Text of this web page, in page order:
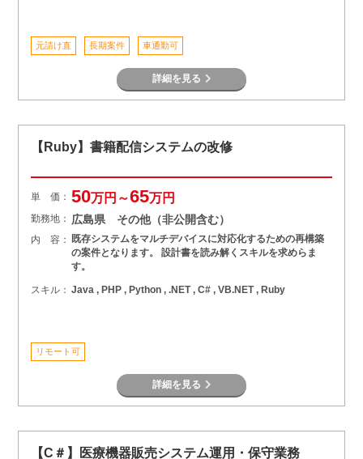
元請け直 長期案件 車通勤可
詳細を見る
【Ruby】書籍配信システムの改修
単 価： 50万円～65万円
勤務地： 広島県 その他（非公開含む）
内 容：
既存システムをマルチデバイスに対応化するための再構築
の案件となります。 設計書を読み解くスキルを求めらま
す。
スキル： Java , PHP , Python , .NET , C# , VB.NET , Ruby
リモート可
詳細を見る
【C＃】医療機器販売システム運用・保守業務